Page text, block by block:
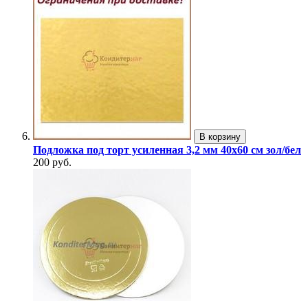
В корзину
Подложка под торт усиленная 3,2 мм 40х60 см зол/бел
200 руб.